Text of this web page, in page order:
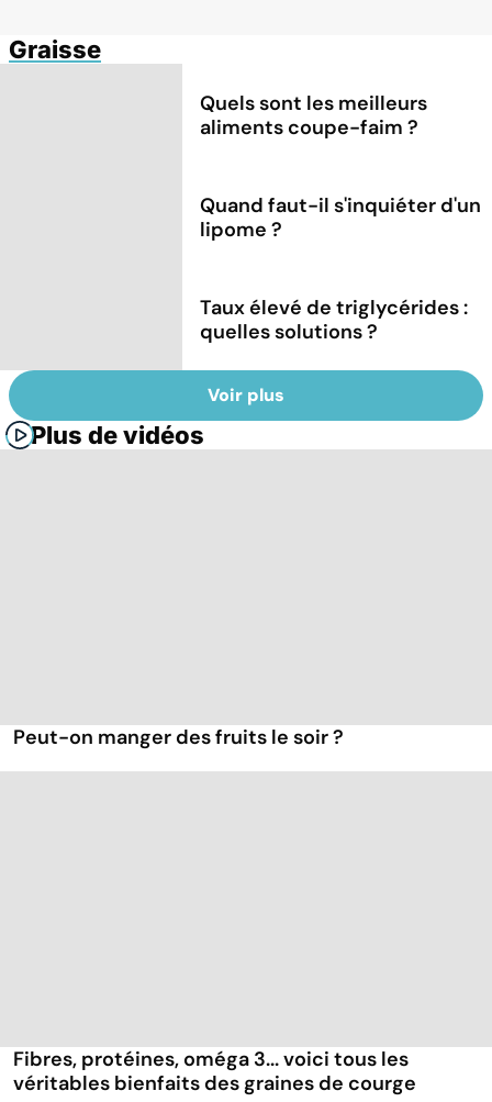
Graisse
Quels sont les meilleurs
aliments coupe-faim ?
Quand faut-il s'inquiéter d'un
lipome ?
Taux élevé de triglycérides :
quelles solutions ?
Voir plus
Plus de vidéos
Peut-on manger des fruits le soir ?
Fibres, protéines, oméga 3... voici tous les
véritables bienfaits des graines de courge